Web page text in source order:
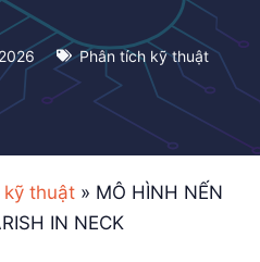
Phân tích kỹ thuật
kỹ thuật » MÔ HÌNH NẾN
IN NECK